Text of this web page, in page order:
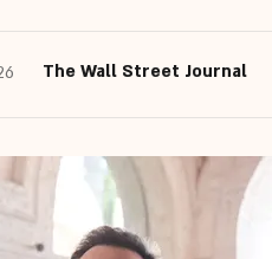
The Wall Street Journal